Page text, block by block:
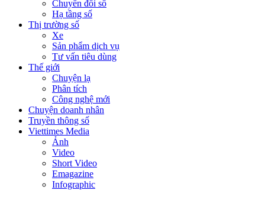
Chuyển đổi số
Hạ tầng số
Thị trường số
Xe
Sản phẩm dịch vụ
Tư vấn tiêu dùng
Thế giới
Chuyện lạ
Phân tích
Công nghệ mới
Chuyện doanh nhân
Truyền thông số
Viettimes Media
Ảnh
Video
Short Video
Emagazine
Infographic